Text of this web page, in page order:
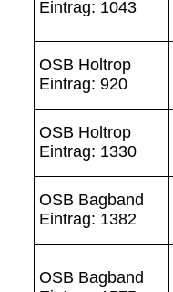
Eintrag: 1043
OSB Holtrop
Eintrag: 920
OSB Holtrop
Eintrag: 1330
OSB Bagband
Eintrag: 1382
OSB Bagband